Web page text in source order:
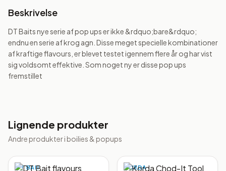
Beskrivelse
DT Baits nye serie af pop ups er ikke &rdquo;bare&rdquo;
endnu en serie af krog agn. Disse meget specielle kombinationer
af kraftige flavours, er blevet testet igennem flere år og har vist
sig voldsomt effektive. Som noget ny er disse pop ups
fremstillet
Lignende produkter
Andre produkter i boilies & popups
DT BAIT KORDA